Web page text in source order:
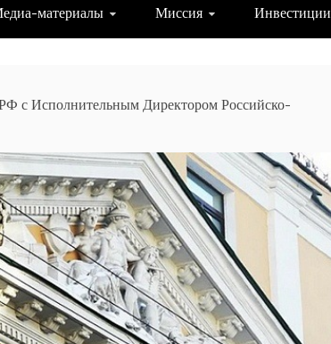
материалы Миссия Инвестиции
с Исполнительным Директором Российско-